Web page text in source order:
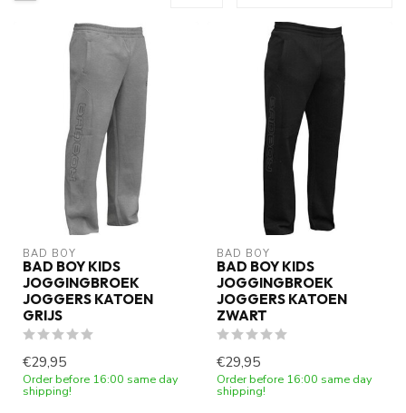
BAD BOY
BAD BOY KIDS
JOGGINGBROEK
JOGGERS KATOEN
GRIJS
€29,95
Order before 16:00 same day
shipping!
BAD BOY
BAD BOY KIDS
JOGGINGBROEK
JOGGERS KATOEN
ZWART
€29,95
Order before 16:00 same day
shipping!